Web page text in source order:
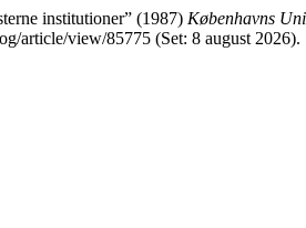
institutioner” (1987) Københavns
article/view/85775 (Set: 8 august 2026).